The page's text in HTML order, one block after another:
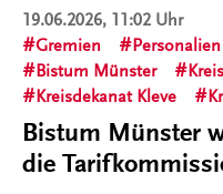
19.06.2026, 11:02 Uhr
Gremien
Personalien
Bistum Münster
Kreisdekanat Kleve
Bistum Münster
die